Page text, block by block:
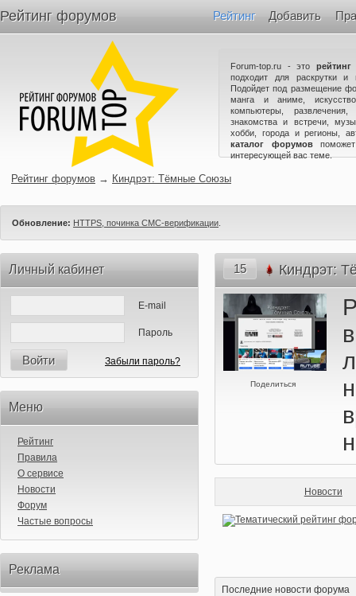
Рейтинг форумов Рейтинг Добавить
Forum-top.ru - это
подходит для раскрутки и
Подойдет под размещение
манга и аниме,
компьютеры,
знакомства и встречи,
хобби, города и регионы,
каталог форумов
интересующей вас теме.
Рейтинг форумов → Киндрэт: Тёмные Союзы
Обновление: HTTPS, починка СМС-верификации
Личный кабинет
E-mail
Пароль
Войти Забыли пароль?
Меню
Рейтинг
Правила
О сервисе
Новости
Форум
Частые вопросы
Реклама
15 Киндрэт:
Поделиться
Новости
Последние новости форума